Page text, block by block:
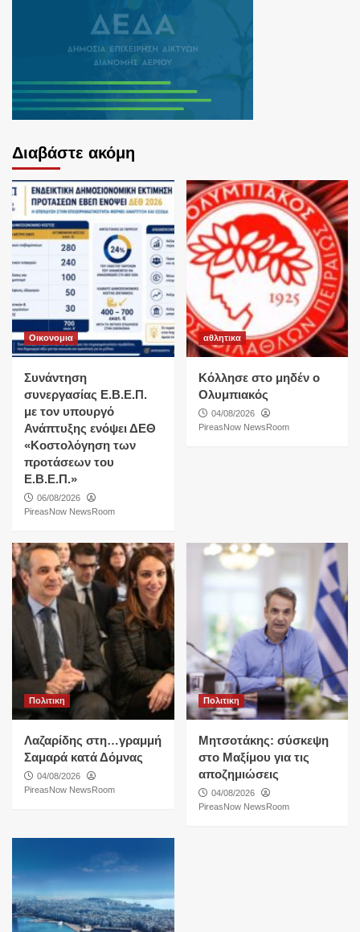
Διαβάστε ακόμη
Οικονομια
Συνάντηση
συνεργασίας Ε.Β.Ε.Π.
με τον υπουργό
Ανάπτυξης ενόψει ΔΕΘ
«Κοστολόγηση των
προτάσεων του
Ε.Β.Ε.Π.»
06/08/2026
PireasNow NewsRoom
αθλητικα
Κόλλησε στο μηδέν ο
Ολυμπιακός
04/08/2026
PireasNow NewsRoom
Πολιτικη
Λαζαρίδης στη…γραμμή
Σαμαρά κατά Δόμνας
04/08/2026
PireasNow NewsRoom
Πολιτικη
Μητσοτάκης: σύσκεψη
στο Μαξίμου για τις
αποζημιώσεις
04/08/2026
PireasNow NewsRoom